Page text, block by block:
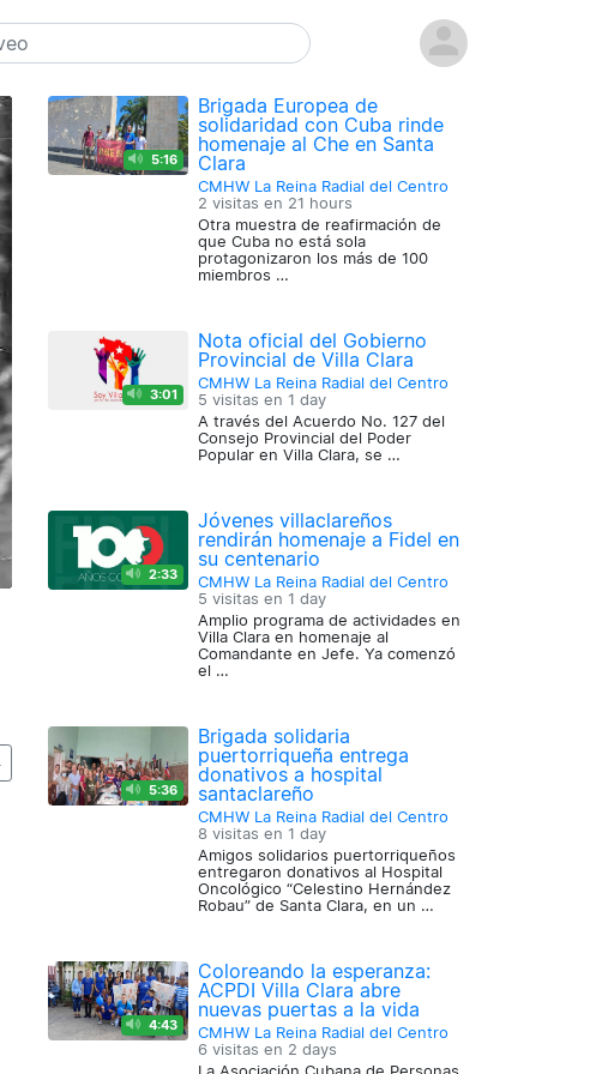
5:16
Brigada Europea de
solidaridad con Cuba rinde
homenaje al Che en Santa
Clara
CMHW La Reina Radial del Centro
2 visitas en 21 hours
Otra muestra de reafirmación de
que Cuba no está sola
protagonizaron los más de 100
miembros …
3:01
Nota oficial del Gobierno
Provincial de Villa Clara
CMHW La Reina Radial del Centro
5 visitas en 1 day
A través del Acuerdo No. 127 del
Consejo Provincial del Poder
Popular en Villa Clara, se …
2:33
Jóvenes villaclareños
rendirán homenaje a Fidel en
su centenario
CMHW La Reina Radial del Centro
5 visitas en 1 day
Amplio programa de actividades en
Villa Clara en homenaje al
Comandante en Jefe. Ya comenzó
el …
5:36
Brigada solidaria
puertorriqueña entrega
donativos a hospital
santaclareño
CMHW La Reina Radial del Centro
8 visitas en 1 day
Amigos solidarios puertorriqueños
entregaron donativos al Hospital
Oncológico “Celestino Hernández
Robau” de Santa Clara, en un …
4:43
Coloreando la esperanza:
ACPDI Villa Clara abre
nuevas puertas a la vida
CMHW La Reina Radial del Centro
6 visitas en 2 days